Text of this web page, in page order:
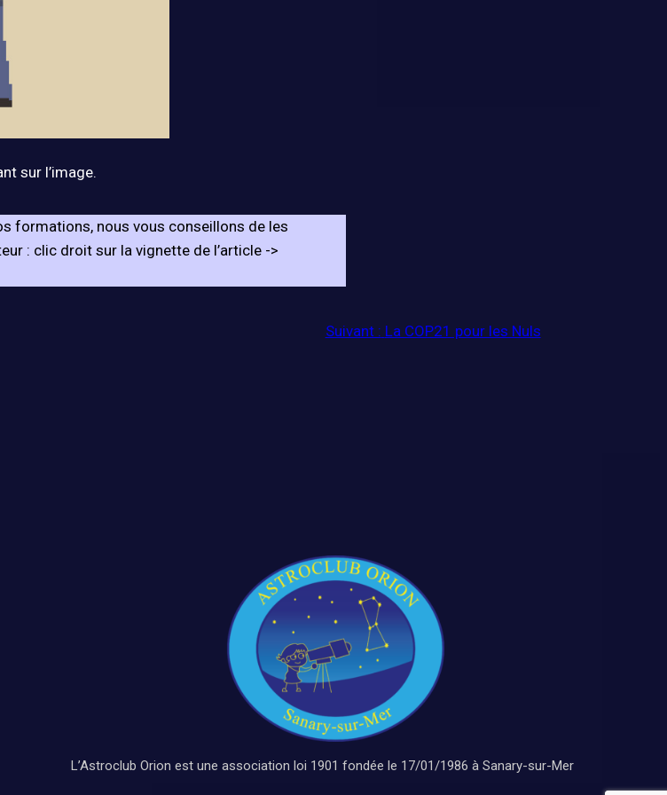
sur l’image.
formations, nous vous conseillons de les
: clic droit sur la vignette de l’article ->
Suivant : La COP21 pour les Nuls
L’Astroclub Orion est une association loi 1901 fondée le 17/01/1986 à Sanary-sur-Mer